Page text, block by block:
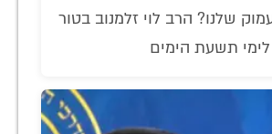
שלנו? הרב לוי זלמנוב בטור
לימי תשעת הימים